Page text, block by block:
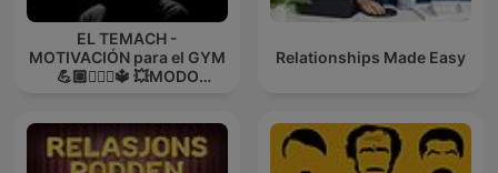
EL TEMACH -
MOTIVACIÓN para el GYM
💪🏼🏋🏻‍♀🔱 💥MODO
Relationships Made Easy